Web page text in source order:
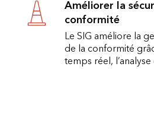
Améliorer la
conformité
Le SIG améliore la
de la conformité
temps réel,